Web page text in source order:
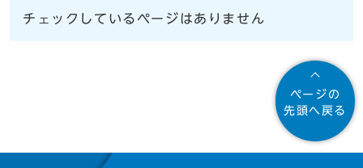
チェックしているページはありません
ページの
先頭へ戻る